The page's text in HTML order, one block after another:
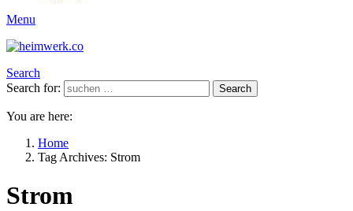
Menu
Search
Search for:
Search
You are here:
Home
Tag Archives: Strom
Strom